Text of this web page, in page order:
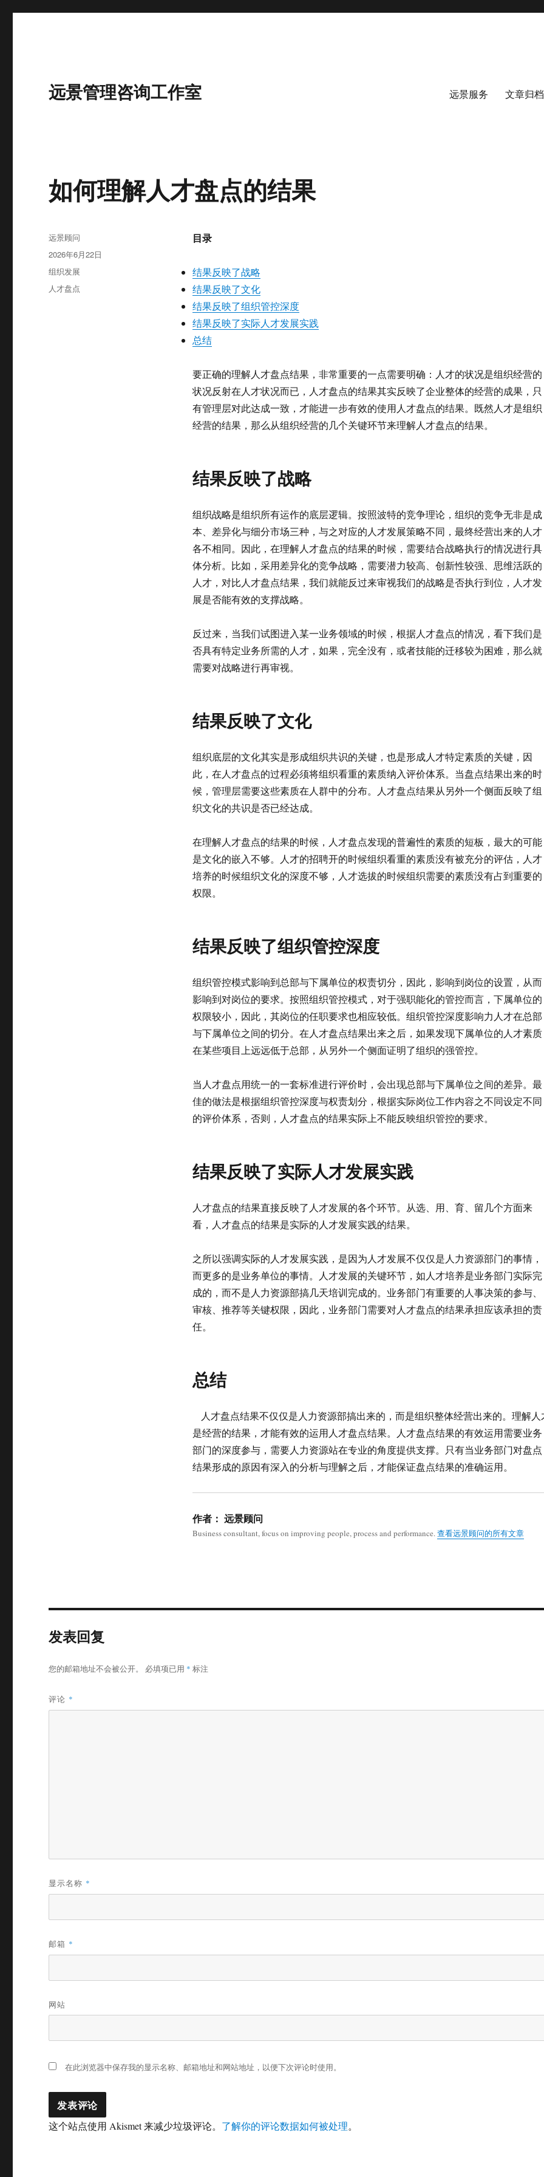
远景管理咨询工作室 远景服务 文章归档
如何理解人才盘点的结果
目录
结果反映了战略
结果反映了文化
结果反映了组织管控深度
结果反映了实际人才发展实践
总结
要正确的理解人才盘点结果，非常重要的一点需要明确：人才的状况是组织经营的
状况反射在人才状况而已，人才盘点的结果其实反映了企业整体的经营的成果，只
有管理层对此达成一致，才能进一步有效的使用人才盘点的结果。既然人才是组织
经营的结果，那么从组织经营的几个关键环节来理解人才盘点的结果。
结果反映了战略
组织战略是组织所有运作的底层逻辑。按照波特的竞争理论，组织的竞争无非是成
本、差异化与细分市场三种，与之对应的人才发展策略不同，最终经营出来的人才
各不相同。因此，在理解人才盘点的结果的时候，需要结合战略执行的情况进行具
体分析。比如，采用差异化的竞争战略，需要潜力较高、创新性较强、思维活跃的
人才，对比人才盘点结果，我们就能反过来审视我们的战略是否执行到位，人才发
展是否能有效的支撑战略。
反过来，当我们试图进入某一业务领域的时候，根据人才盘点的情况，看下我们是
否具有特定业务所需的人才，如果，完全没有，或者技能的迁移较为困难，那么就
需要对战略进行再审视。
结果反映了文化
组织底层的文化其实是形成组织共识的关键，也是形成人才特定素质的关键，因
此，在人才盘点的过程必须将组织看重的素质纳入评价体系。当盘点结果出来的时
候，管理层需要这些素质在人群中的分布。人才盘点结果从另外一个侧面反映了组
织文化的共识是否已经达成。
在理解人才盘点的结果的时候，人才盘点发现的普遍性的素质的短板，最大的可能
是文化的嵌入不够。人才的招聘开的时候组织看重的素质没有被充分的评估，人才
培养的时候组织文化的深度不够，人才选拔的时候组织需要的素质没有占到重要的
权限。
结果反映了组织管控深度
组织管控模式影响到总部与下属单位的权责切分，因此，影响到岗位的设置，从而
影响到对岗位的要求。按照组织管控模式，对于强职能化的管控而言，下属单位的
权限较小，因此，其岗位的任职要求也相应较低。组织管控深度影响力人才在总部
与下属单位之间的切分。在人才盘点结果出来之后，如果发现下属单位的人才素质
在某些项目上远远低于总部，从另外一个侧面证明了组织的强管控。
当人才盘点用统一的一套标准进行评价时，会出现总部与下属单位之间的差异。最
佳的做法是根据组织管控深度与权责划分，根据实际岗位工作内容之不同设定不同
的评价体系，否则，人才盘点的结果实际上不能反映组织管控的要求。
结果反映了实际人才发展实践
人才盘点的结果直接反映了人才发展的各个环节。从选、用、育、留几个方面来
看，人才盘点的结果是实际的人才发展实践的结果。
之所以强调实际的人才发展实践，是因为人才发展不仅仅是人力资源部门的事情，
而更多的是业务单位的事情。人才发展的关键环节，如人才培养是业务部门实际完
成的，而不是人力资源部搞几天培训完成的。业务部门有重要的人事决策的参与、
审核、推荐等关键权限，因此，业务部门需要对人才盘点的结果承担应该承担的责
任。
总结
人才盘点结果不仅仅是人力资源部搞出来的，而是组织整体经营出来的。理解人
是经营的结果，才能有效的运用人才盘点结果。人才盘点结果的有效运用需要业务
部门的深度参与，需要人力资源站在专业的角度提供支撑。只有当业务部门对盘点
结果形成的原因有深入的分析与理解之后，才能保证盘点结果的准确运用。
作者： 远景顾问
Business consultant, focus on improving people, process and performance.查看远景顾问的所有文章
作
者
远景顾问
发
布
于
2026年6月22日
分
类
组织发展
标
人才盘点
发表回复
您的邮箱地址不会被公开。 必填项已用 * 标注
评论 *
显示名称 *
邮箱 *
网站
在此浏览器中保存我的显示名称、邮箱地址和网站地址，以便下次评论时使用。
这个站点使用 Akismet 来减少垃圾评论。 了解你的评论数据如何被处理。